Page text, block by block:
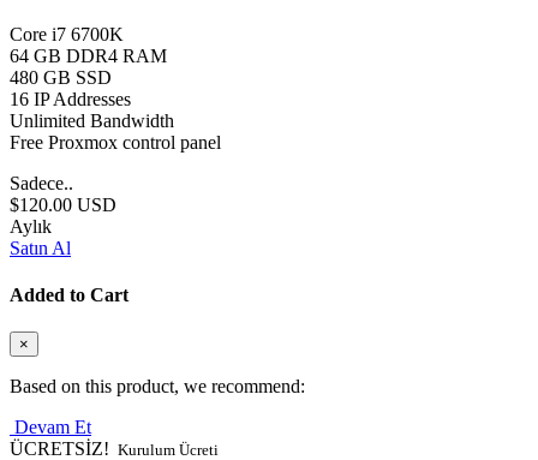
Core i7 6700K
64 GB DDR4 RAM
480 GB SSD
16 IP Addresses
Unlimited Bandwidth
Free Proxmox control panel
Sadece..
$120.00 USD
Aylık
Satın Al
Added to Cart
×
Based on this product, we recommend:
Devam Et
ÜCRETSİZ! Kurulum Ücreti